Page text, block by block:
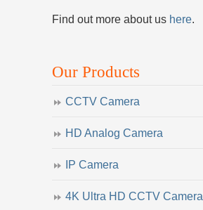
Find out more about us here.
Our Products
CCTV Camera
HD Analog Camera
IP Camera
4K Ultra HD CCTV Camera